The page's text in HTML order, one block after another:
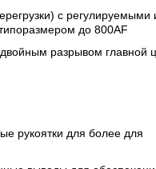
с регулируемыми
до 800AF
разрывом главной
рукоятки для более для